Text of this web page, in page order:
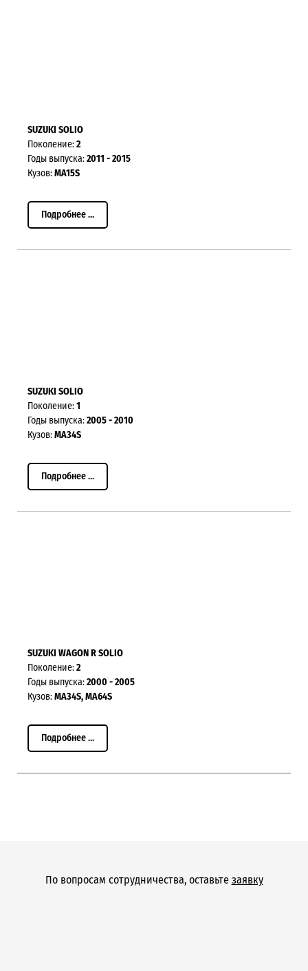
SUZUKI SOLIO
Поколение:2
Годы выпуска:2011 - 2015
Кузов:MA15S
Подробнее ...
SUZUKI SOLIO
Поколение:1
Годы выпуска:2005 - 2010
Кузов:MA34S
Подробнее ...
SUZUKI WAGON R SOLIO
Поколение:2
Годы выпуска:2000 - 2005
Кузов:MA34S, MA64S
Подробнее ...
По вопросам сотрудничества, оставьте заявку